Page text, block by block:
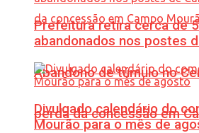
Abandono de túmulo no
perda da concessão em
Prefeitura retira cerca de
abandonados nos postes
Divulgado calendário do
Mourão para o mês de